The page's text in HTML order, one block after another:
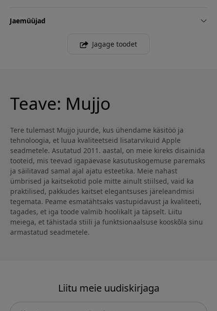
Jaemüüjad
Jagage toodet
Teave: Mujjo
Tere tulemast Mujjo juurde, kus ühendame käsitöö ja
tehnoloogia, et luua kvaliteetseid lisatarvikuid Apple
seadmetele. Asutatud 2011. aastal, on meie kireks disainida
tooteid, mis teevad igapäevase kasutuskogemuse paremaks
ja säilitavad samal ajal ajatu esteetika. Meie nahast
ümbrised ja kaitsekotid pole mitte ainult stiilsed, vaid ka
praktilised, pakkudes kaitset elegantsuses järeleandmisi
tegemata. Peame esmatähtsaks vastupidavust ja kvaliteeti,
tagades, et iga toode valmib hoolikalt ja täpselt. Liitu
meiega, et tähistada stiili ja funktsionaalsuse kooskõla sinu
armastatud seadmetele.
Liitu meie uudiskirjaga